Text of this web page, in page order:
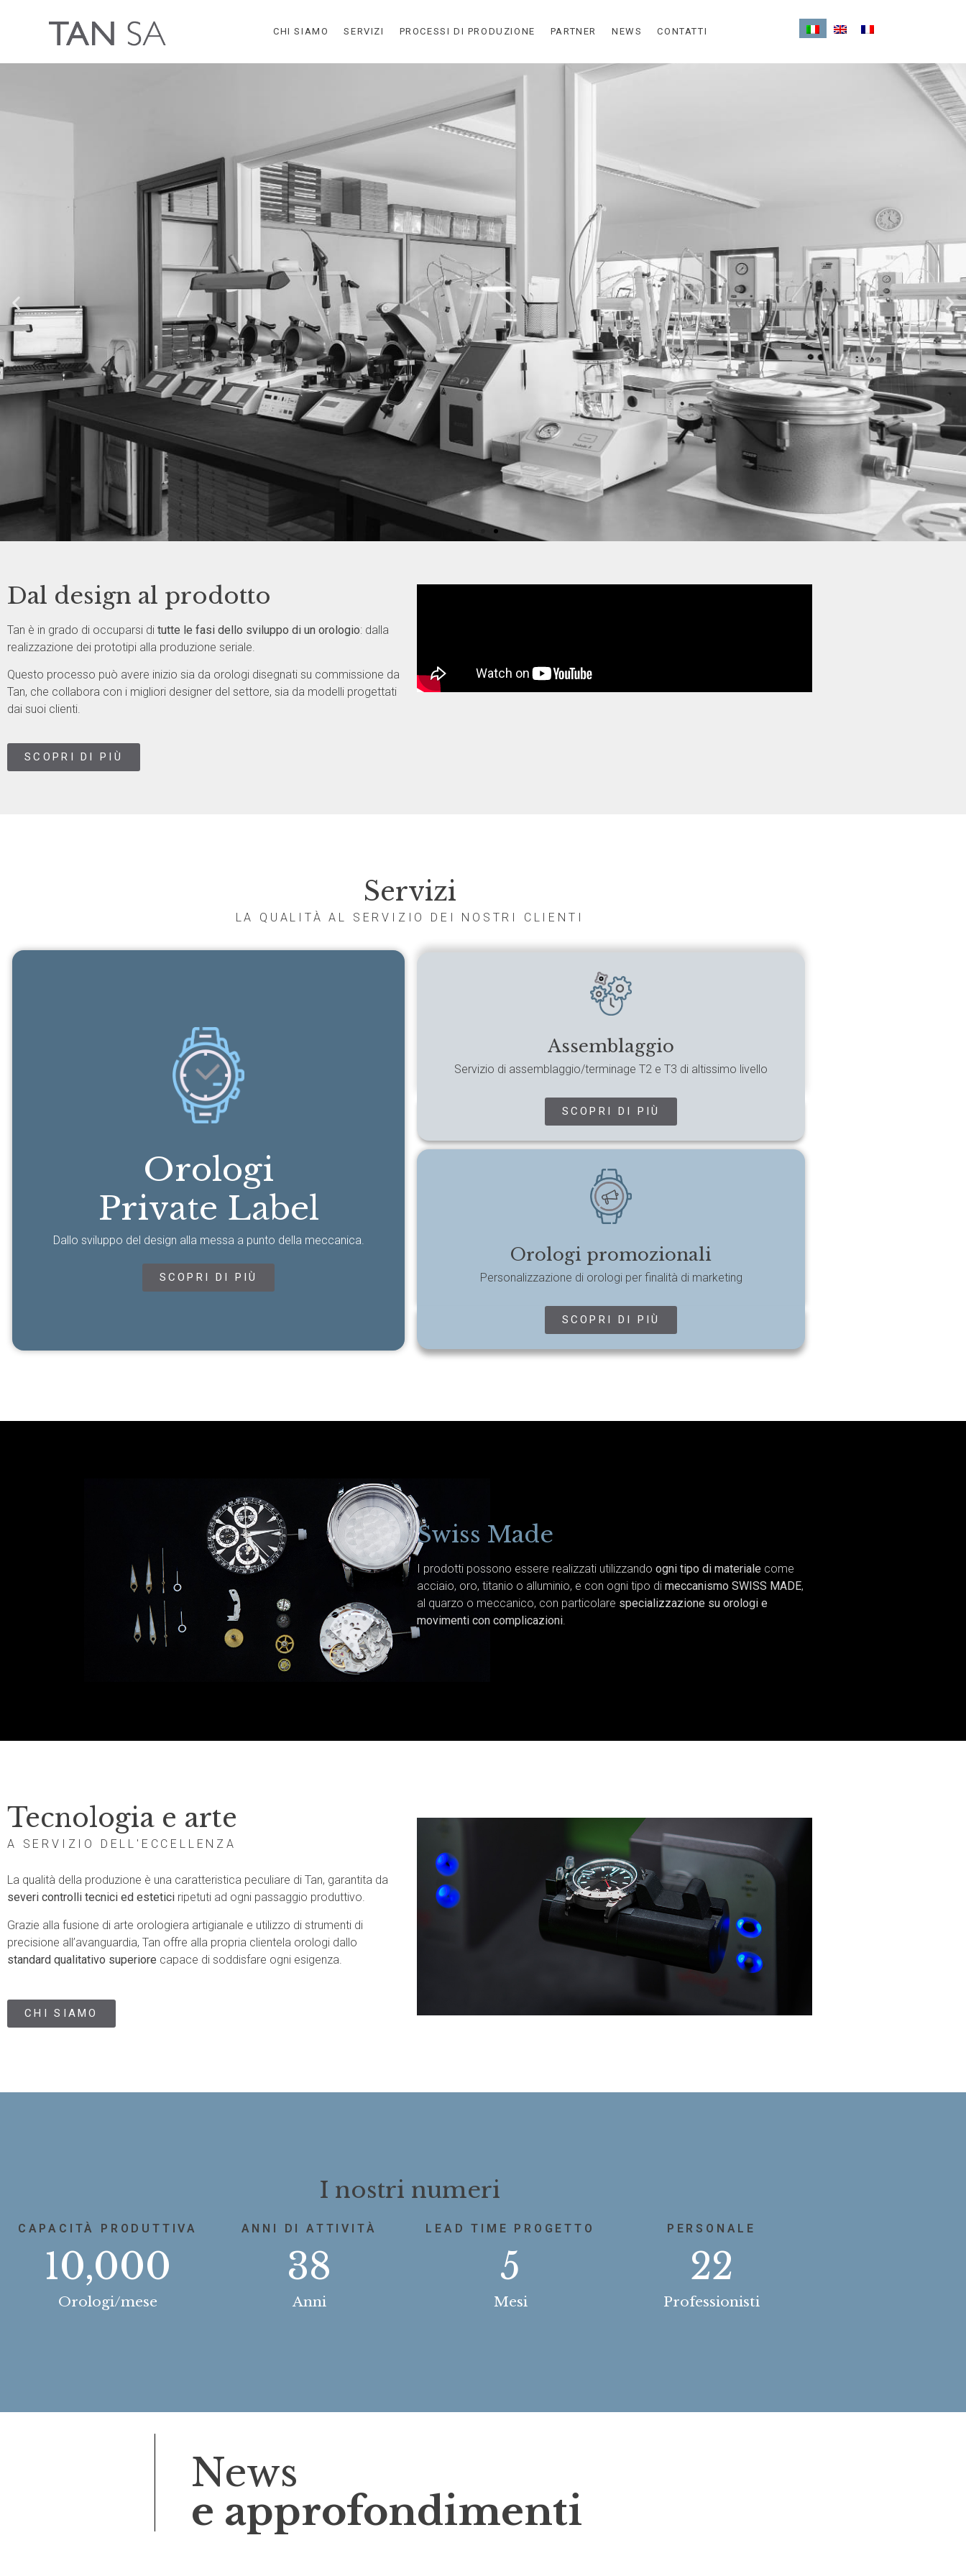
CHI SIAMO SERVIZI PROCESSI DI PRODUZIONE PARTNER NEWS CONTATTI
PROFESSIONALITÀ
E QUALITÀ
SWISS MADE - SINCE 1987
Dal design al prodotto
Tan è in grado di occuparsi di tutte le fasi dello sviluppo di un orologio: dalla
realizzazione dei prototipi alla produzione seriale.
Questo processo può avere inizio sia da orologi disegnati su commissione da
Tan, che collabora con i migliori designer del settore, sia da modelli progettati
dai suoi clienti.
SCOPRI DI PIÙ
Servizi
LA QUALITÀ AL SERVIZIO DEI NOSTRI CLIENTI
Orologi
Private Label
Dallo sviluppo del design alla messa a punto della meccanica.
SCOPRI DI PIÙ
Assemblaggio
Servizio di assemblaggio/terminage T2 e T3 di altissimo livello
SCOPRI DI PIÙ
Orologi promozionali
Personalizzazione di orologi per finalità di marketing
SCOPRI DI PIÙ
Swiss Made
I prodotti possono essere realizzati utilizzando ogni tipo di materiale come
acciaio, oro, titanio o alluminio, e con ogni tipo di meccanismo SWISS MADE,
al quarzo o meccanico, con particolare specializzazione su orologi e
movimenti con complicazioni
Tecnologia e arte
A SERVIZIO DELL'ECCELLENZA
La qualità della produzione è una caratteristica peculiare di Tan, garantita da
severi controlli tecnici ed estetici ripetuti ad ogni passaggio produttivo.
Grazie alla fusione di arte orologiera artigianale e utilizzo di strumenti di
precisione all’avanguardia, Tan offre alla propria clientela orologi dallo
standard qualitativo superiore capace di soddisfare ogni esigenza.
CHI SIAMO
I nostri numeri
CAPACITÀ PRODUTTIVA
Orologi/mese
10,000
ANNI DI ATTIVITÀ
Anni
38
LEAD TIME PROGETTO
Mesi
5
PERSONALE
Professionisti
22
News
e approfondimenti